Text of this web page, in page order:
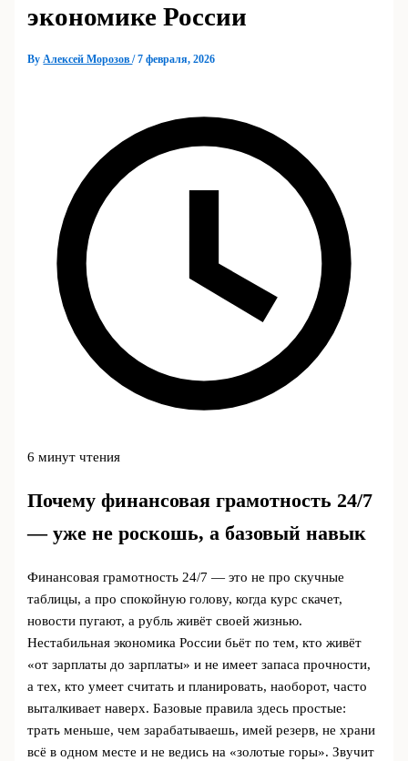
экономике России
By Алексей Морозов/7 февраля, 2026
6 минут чтения
Почему финансовая грамотность 24/7
— уже не роскошь, а базовый навык
Финансовая грамотность 24/7 — это не про скучные
таблицы, а про спокойную голову, когда курс скачет,
новости пугают, а рубль живёт своей жизнью.
Нестабильная экономика России бьёт по тем, кто живёт
«от зарплаты до зарплаты» и не имеет запаса прочности,
а тех, кто умеет считать и планировать, наоборот, часто
выталкивает наверх. Базовые правила здесь простые:
трать меньше, чем зарабатываешь, имей резерв, не храни
всё в одном месте и не ведись на «золотые горы». Звучит